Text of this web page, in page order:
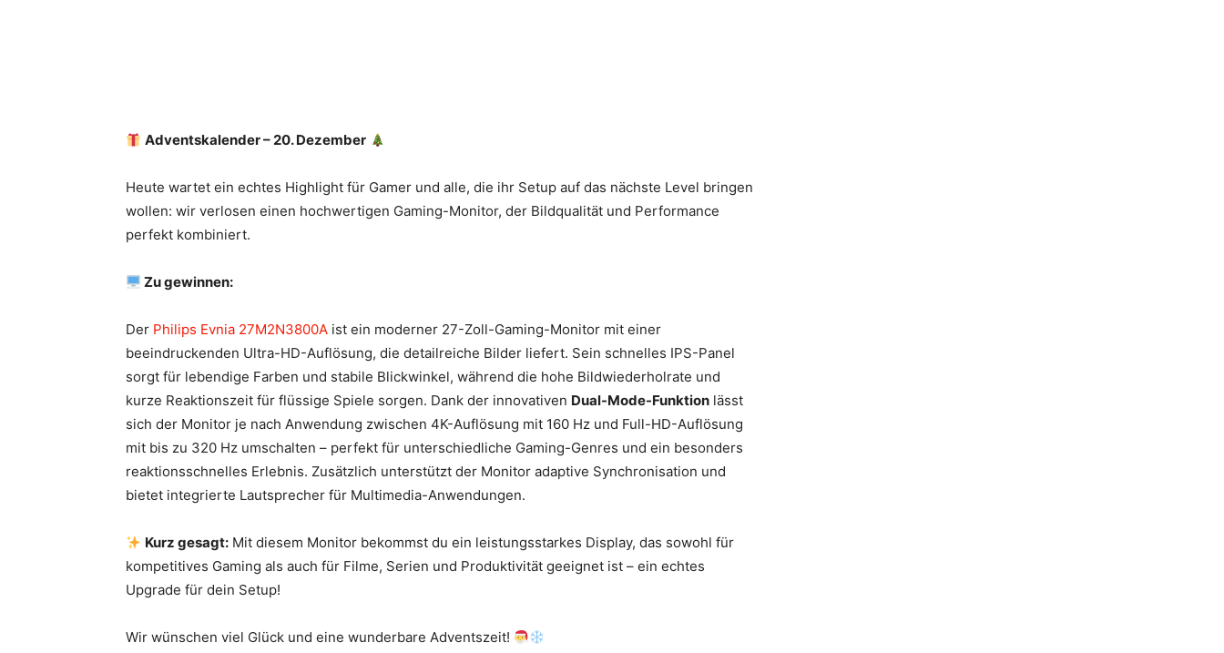
Adventskalender – 20. Dezember
Heute wartet ein echtes Highlight für Gamer und alle, die ihr Setup auf das nächste Level bringen
wollen: wir verlosen einen hochwertigen Gaming-Monitor, der Bildqualität und Performance
perfekt kombiniert.
Zu gewinnen:
Der Philips Evnia 27M2N3800A ist ein moderner 27-Zoll-Gaming-Monitor mit einer
beeindruckenden Ultra-HD-Auflösung, die detailreiche Bilder liefert. Sein schnelles IPS-Panel
sorgt für lebendige Farben und stabile Blickwinkel, während die hohe Bildwiederholrate und
kurze Reaktionszeit für flüssige Spiele sorgen. Dank der innovativen Dual-Mode-Funktion lässt
sich der Monitor je nach Anwendung zwischen 4K-Auflösung mit 160 Hz und Full-HD-Auflösung
mit bis zu 320 Hz umschalten – perfekt für unterschiedliche Gaming-Genres und ein besonders
reaktionsschnelles Erlebnis. Zusätzlich unterstützt der Monitor adaptive Synchronisation und
bietet integrierte Lautsprecher für Multimedia-Anwendungen.
Kurz gesagt: Mit diesem Monitor bekommst du ein leistungsstarkes Display, das sowohl für
kompetitives Gaming als auch für Filme, Serien und Produktivität geeignet ist – ein echtes
Upgrade für dein Setup!
Wir wünschen viel Glück und eine wunderbare Adventszeit!